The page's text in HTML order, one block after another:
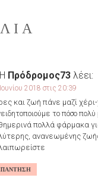
Πρόδρομος73 λέει:
2018 στις 20:39
και ζωή πάνε μαζί
το πόσο
πολλά φάρμακα
ανανεωμένης